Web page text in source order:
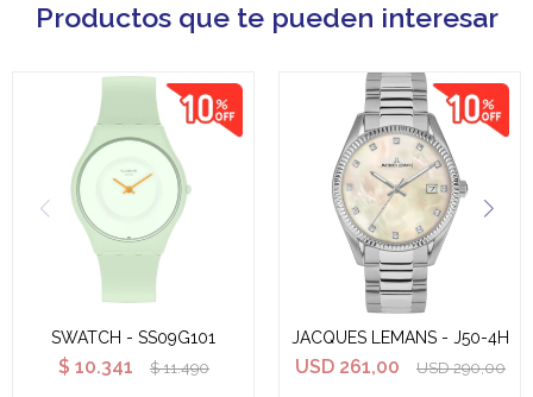
Productos que te pueden interesar
SWATCH - SS09G101
$ 10.341 $ 11.490
JACQUES LEMANS - J50-4H
USD 261,00 USD 290,00